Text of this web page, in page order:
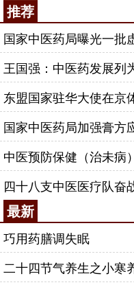
推荐
国家中医药局曝光一批
王国强：中医药发展列
东盟国家驻华大使在京
国家中医药局加强膏方
四十八支中医医疗队奋
最新
巧用药膳调失眠
二十四节气养生之小寒